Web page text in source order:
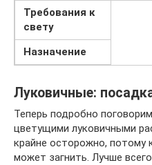
Требования к
свету
Назначение
Луковичные:
Теперь подробно
цветущими луковичными
крайне осторожно, потому
может загнить. Лучше